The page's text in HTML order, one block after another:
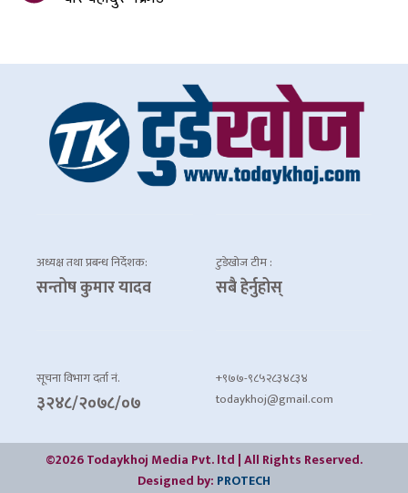
अध्यक्ष तथा प्रबन्ध निर्देशक:
सन्तोष कुमार यादव
टुडेखोज टीम :
सबै हेर्नुहोस्
सूचना विभाग दर्ता नं.
३२४८/२०७८/०७
+९७७-९८५२८३४८३४
todaykhoj@gmail.com
©2026 Todaykhoj Media Pvt. ltd | All Rights Reserved.
Designed by: PROTECH